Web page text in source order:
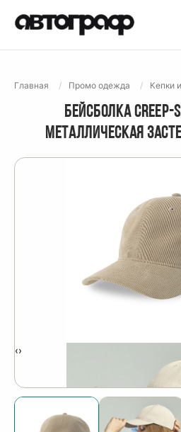
Главная Промо одежда Кепки
БЕЙСБОЛКА CREEP-
МЕТАЛЛИЧЕСКАЯ
‹›